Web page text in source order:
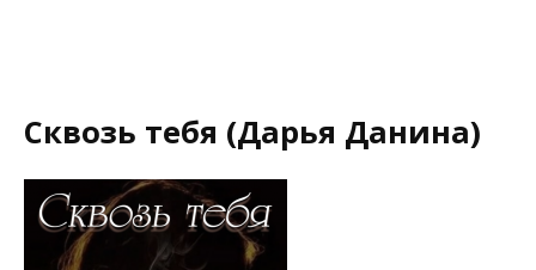
Сквозь тебя (Дарья Данина)